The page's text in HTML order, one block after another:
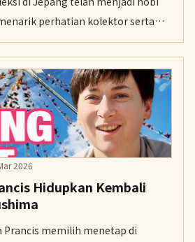
perhatian kolektor serta
Turnamen di Tokyo
yang mempersatukan pemain
orang tua.
2026
Hidupkan Kembali
Prancis memilih menetap di